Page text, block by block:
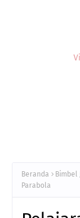
Beranda Bimbel
Parabola